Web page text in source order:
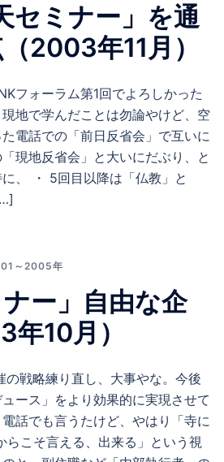
セミナー」を通
2003年11月）
フォーラム第1回でよろしかった
地で学んだことは勿論やけど、空
電話での「前日反省会」で互いに
現地反省会」と大いにだぶり、と
、 ・ 5回目以降は「仏教」と
～2005年
ナー」自由な企
10月）
の戦略練り直し、大事やな。今後
ース」をより効果的に実現させて
話でも言うたけど、やはり「寺に
らこそ言える、出来る」という視